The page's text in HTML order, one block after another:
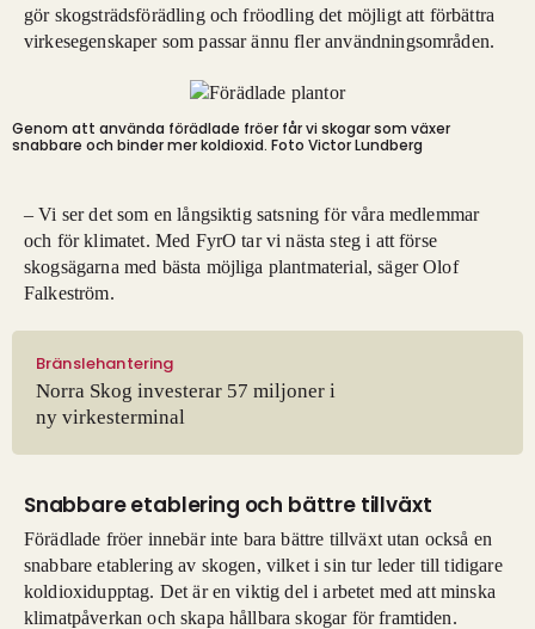
gör skogsträdsförädling och fröodling det möjligt att förbättra
virkesegenskaper som passar ännu fler användningsområden.
Genom att använda förädlade fröer får vi skogar som växer
snabbare och binder mer koldioxid. Foto Victor Lundberg
– Vi ser det som en långsiktig satsning för våra medlemmar
och för klimatet. Med FyrO tar vi nästa steg i att förse
skogsägarna med bästa möjliga plantmaterial, säger Olof
Falkeström.
Bränslehantering
Norra Skog investerar 57 miljoner i
ny virkesterminal
Snabbare etablering och bättre tillväxt
Förädlade fröer innebär inte bara bättre tillväxt utan också en
snabbare etablering av skogen, vilket i sin tur leder till tidigare
koldioxidupptag. Det är en viktig del i arbetet med att minska
klimatpåverkan och skapa hållbara skogar för framtiden.